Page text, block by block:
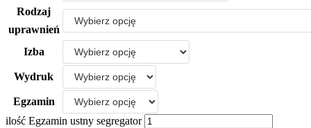
Rodzaj
uprawnień
Izba
Wydruk
Egzamin
ilość Egzamin ustny segregator